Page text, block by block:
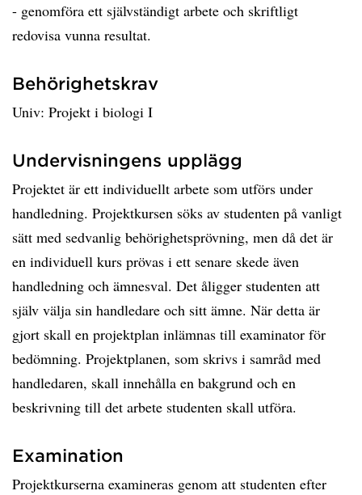
- genomföra ett självständigt arbete och skriftligt
redovisa vunna resultat.
Behörighetskrav
Univ: Projekt i biologi I
Undervisningens upplägg
Projektet är ett individuellt arbete som utförs under
handledning. Projektkursen söks av studenten på vanligt
sätt med sedvanlig behörighetsprövning, men då det är
en individuell kurs prövas i ett senare skede även
handledning och ämnesval. Det åligger studenten att
själv välja sin handledare och sitt ämne. När detta är
gjort skall en projektplan inlämnas till examinator för
bedömning. Projektplanen, som skrivs i samråd med
handledaren, skall innehålla en bakgrund och en
beskrivning till det arbete studenten skall utföra.
Examination
Projektkurserna examineras genom att studenten efter